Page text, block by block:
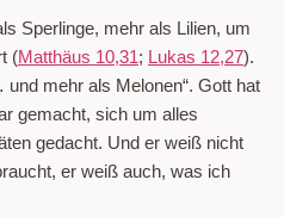
Sperlinge, mehr als Lilien, um
(Matthäus 10,31; Lukas 12,27).
mehr als Melonen“. Gott hat
gemacht, sich um alles
gedacht. Und er weiß nicht
er weiß auch, was ich